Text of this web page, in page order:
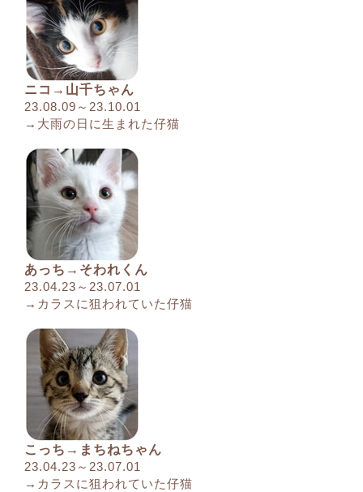
ニコ→山千ちゃん
23.08.09～23.10.01
→大雨の日に生まれた仔猫
あっち→そわれくん
23.04.23～23.07.01
→カラスに狙われていた仔猫
こっち→まちねちゃん
23.04.23～23.07.01
→カラスに狙われていた仔猫